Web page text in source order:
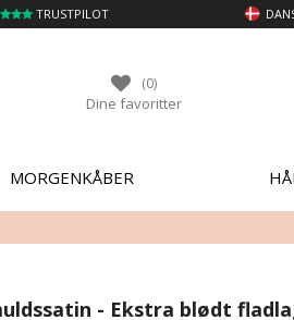
TRUSTPILOT
(0)
Dine favoritter
MORGENKÅBER
- Ekstra blødt